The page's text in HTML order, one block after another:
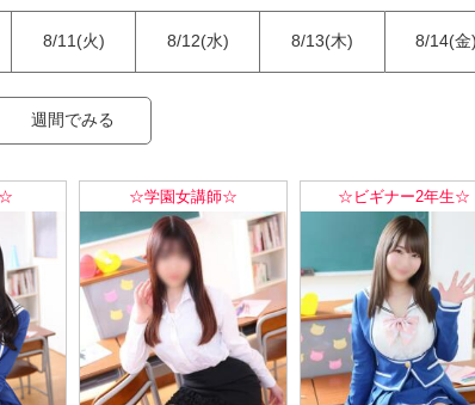
8/11(火) 8/12(水) 8/13(木) 8/14(金
週間でみる
☆学園女講師☆ ☆ビギナー2年生☆